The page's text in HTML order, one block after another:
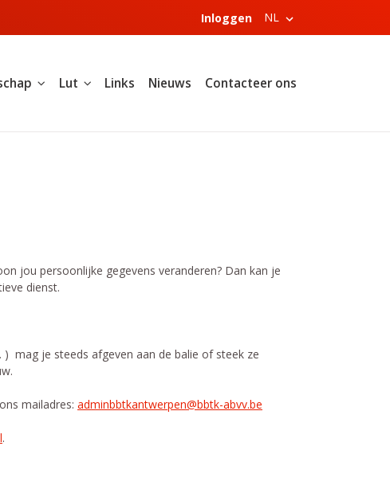
Inloggen NL
Lut Links Nieuws Contacteer ons
jou persoonlijke gegevens veranderen? Dan kan je
dienst.
) mag je steeds afgeven aan de balie of steek ze
mailadres: adminbbtkantwerpen@bbtk-abvv.be
.